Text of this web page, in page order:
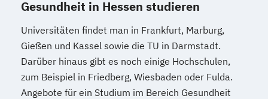
Gesundheit in Hessen studieren
Universitäten findet man in Frankfurt, Marburg,
Gießen und Kassel sowie die TU in Darmstadt.
Darüber hinaus gibt es noch einige Hochschulen,
zum Beispiel in Friedberg, Wiesbaden oder Fulda.
Angebote für ein Studium im Bereich Gesundheit